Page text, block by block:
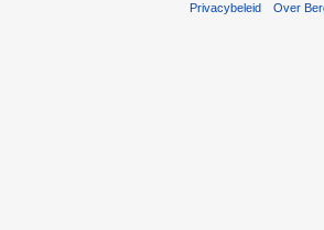
Privacybeleid Over